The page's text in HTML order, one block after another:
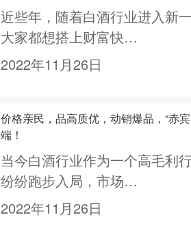
近些年，随着白酒行业进入新
大家都想搭上财富快…
2022年11月26日
价格亲民，品高质优，动销爆品，“赤
端！
当今白酒行业作为一个高毛利
纷纷跑步入局，市场…
2022年11月26日